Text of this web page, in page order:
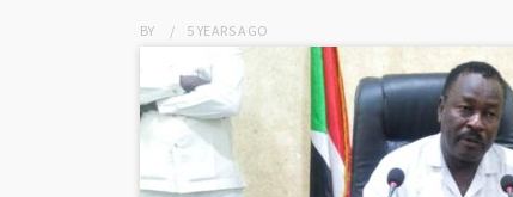
BY 5 YEARSAGO